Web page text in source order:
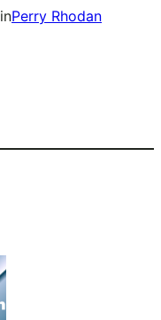
inPerry Rhodan